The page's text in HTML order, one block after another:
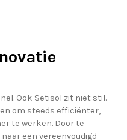
Ook Setisol zit niet stil.
om steeds efficiënter,
te werken. Door te
een vereenvoudigd